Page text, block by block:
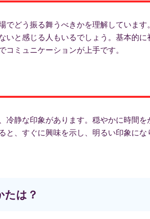
でどう振る舞うべきかを理解しています
いと感じる人もいるでしょう。基本的
ミュニケーションが上手です。
冷静な印象があります。穏やかに時間を
と、すぐに興味を示し、明るい印象にな
たは？